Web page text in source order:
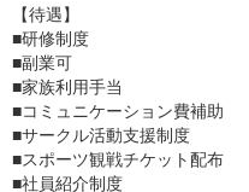
【待遇】
■研修制度
■副業可
■家族利用手当
■コミュニケーション費補助
■サークル活動支援制度
■スポーツ観戦チケット配布
■社員紹介制度